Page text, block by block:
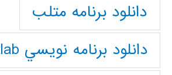
دانلود برنامه متلب
دانلود برنامه نويسي Matlab